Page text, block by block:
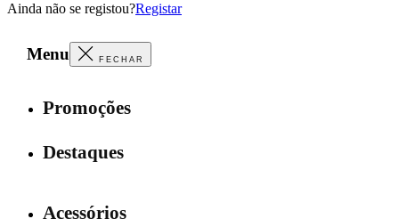
Ainda não se registou?Registar
Menu FECHAR
Promoções
Destaques
Acessórios